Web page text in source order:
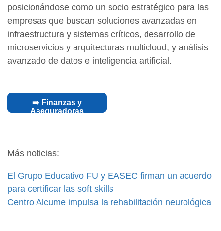
posicionándose como un socio estratégico para las
empresas que buscan soluciones avanzadas en
infraestructura y sistemas críticos, desarrollo de
microservicios y arquitecturas multicloud, y análisis
avanzado de datos e inteligencia artificial.
➡️ Finanzas y
Aseguradoras
Más noticias:
El Grupo Educativo FU y EASEC firman un acuerdo
para certificar las soft skills
Centro Alcume impulsa la rehabilitación neurológica